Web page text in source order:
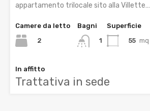
appartamento trilocale sito alla Villette…
Camere da letto
2
Bagni
1
Superficie
55 mq
In affitto
Trattativa in sede